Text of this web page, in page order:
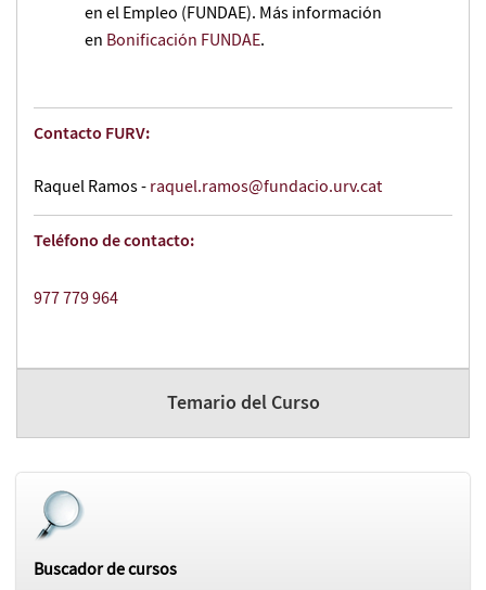
en el Empleo (FUNDAE). Más información
en Bonificación FUNDAE.
Contacto FURV:
Raquel Ramos -raquel.ramos@fundacio.urv.cat
Teléfono de contacto:
977 779 964
Temario del Curso
Buscador de cursos